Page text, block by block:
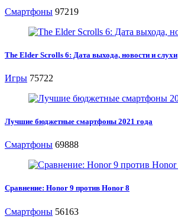
Смартфоны 97219
The Elder Scrolls 6: Дата выхода, новости и слухи
Игры 75722
Лучшие бюджетные смартфоны 2021 года
Смартфоны 69888
Сравнение: Honor 9 против Honor 8
Смартфоны 56163